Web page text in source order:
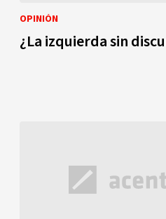
OPINIÓN
¿La izquierda sin